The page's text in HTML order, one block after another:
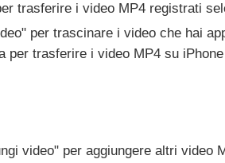
trasferire i video MP4 registrati
per trascinare i video che hai
per trasferire i video MP4 su
video" per aggiungere altri